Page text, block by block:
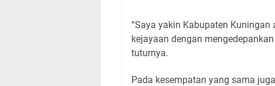
“Saya yakin Kabupaten
kejayaan dengan
tuturnya.
Pada kesempatan yang sama